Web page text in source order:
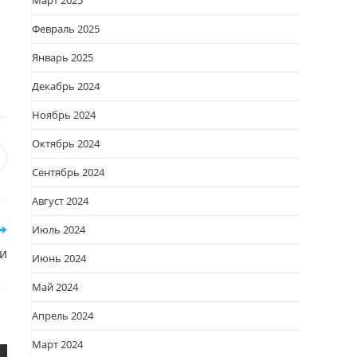
новом
Февраль 2025
Январь 2025
Декабрь 2024
Ноябрь 2024
Октябрь 2024
Сентябрь 2024
Август 2024
Июль 2024
Июнь 2024
Май 2024
Апрель 2024
Март 2024